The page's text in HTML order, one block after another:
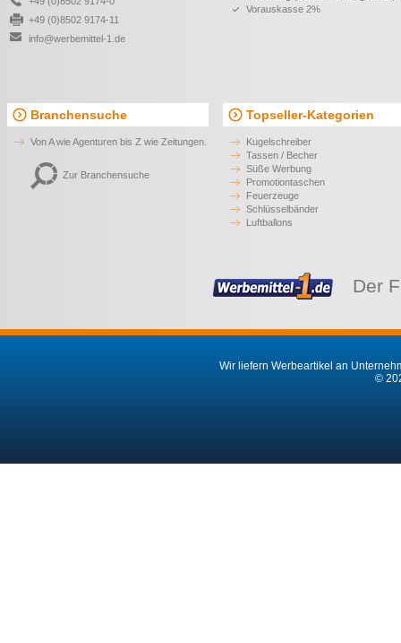
+49 (0)8502 9174-11
info@werbemittel-1.de
Vorauskasse 2%
Branchensuche
Von A wie Agenturen bis Z wie Zeitungen.
Zur Branchensuche
Topseller-Kategorien
Kugelschreiber
Tassen / Becher
Süße Werbung
Promotiontaschen
Feuerzeuge
Schlüsselbänder
Luftballons
Der
Wir liefern Werbeartikel an
©